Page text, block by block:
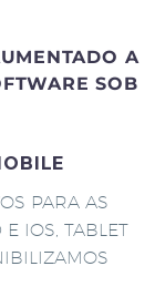
A
SOB
PARA AS
IOS, TABLET